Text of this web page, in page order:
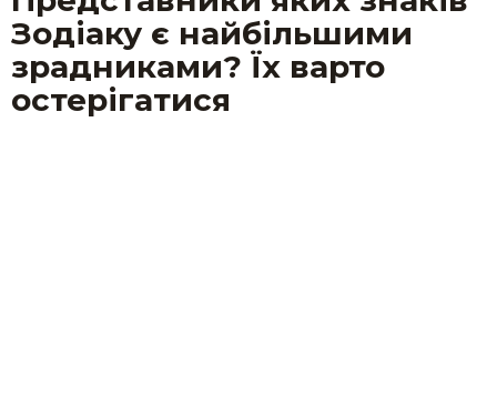
Зодіаку є найбільшими
зрадниками? Їх варто
остерігатися